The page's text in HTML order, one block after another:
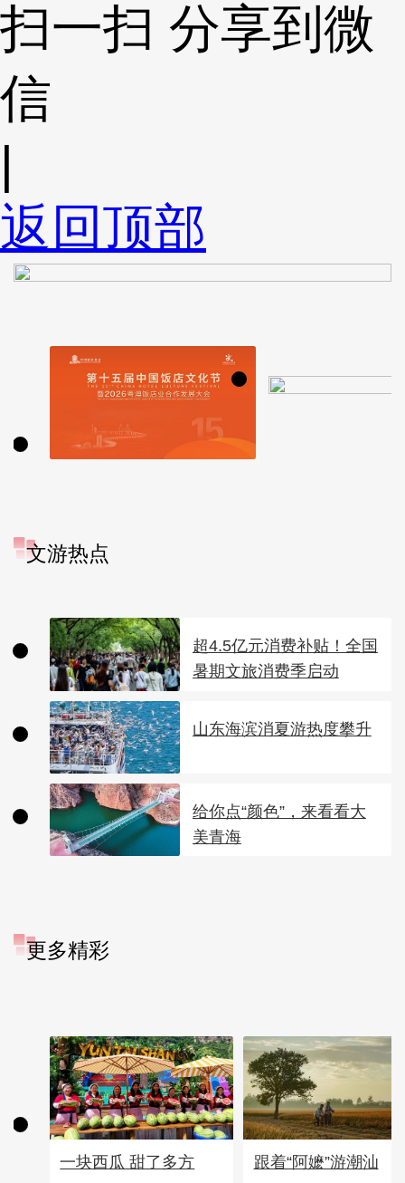
扫一扫 分享到微
信
|
返回顶部
文游热点
超4.5亿元消费补贴！全国
暑期文旅消费季启动
山东海滨消夏游热度攀升
给你点“颜色”，来看看大
美青海
更多精彩
一块西瓜 甜了多方 跟着“阿嬷”游潮汕